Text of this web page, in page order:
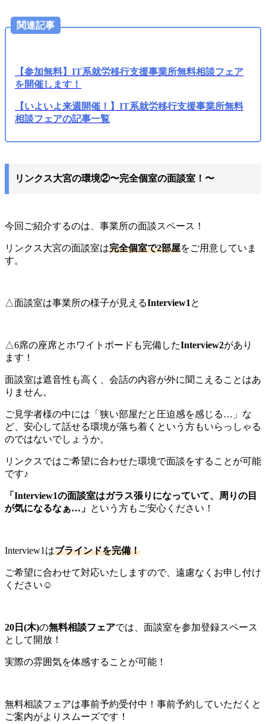
関連記事
【参加無料】IT系就労移行支援事業所無料相談フェア
を開催します！
【いよいよ来週開催！】IT系就労移行支援事業所無料
相談フェアの記事一覧
リンクス大宮の環境②〜完全個室の面談室！〜
今回ご紹介するのは、事業所の面談スペース！
リンクス大宮の面談室は完全個室で2部屋をご用意していま
す。
△面談室は事業所の様子が見えるInterview1 と
△6席の座席とホワイトボードも完備したInterview2があり
ます！
面談室は遮音性も高く、会話の内容が外に聞こえることはあ
りません。
ご見学者様の中には「狭い部屋だと圧迫感を感じる…」な
ど、安心して話せる環境が落ち着くという方もいらっしゃる
のではないでしょうか。
リンクスではご希望に合わせた環境で面談をすることが可能
です♪
「Interview1の面談室はガラス張りになっていて、周りの目
が気になるなぁ…」 という方もご安心ください！
Interview1はブラインドを完備！
ご希望に合わせて対応いたしますので、遠慮なくお申し付け
ください☺️
20日(木)の無料相談フェアでは、面談室を参加登録スペース
として開放！
実際の雰囲気を体感することが可能！
無料相談フェアは事前予約受付中！事前予約していただくと
ご案内がよりスムーズです！